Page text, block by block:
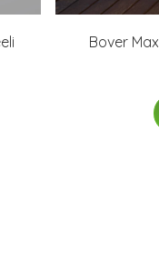
Bover